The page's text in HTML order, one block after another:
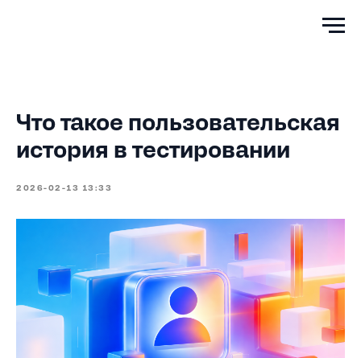
Что такое пользовательская
история в тестировании
2026-02-13 13:33